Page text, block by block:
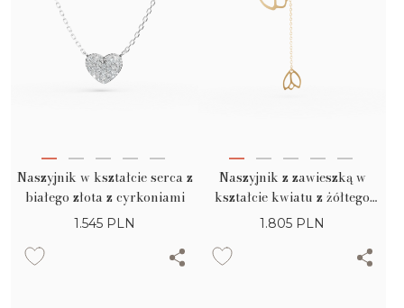
Naszyjnik w kształcie serca z
białego złota z cyrkoniami
1.545 PLN
Naszyjnik z zawieszką w
kształcie kwiatu z żółtego
złota
1.805 PLN